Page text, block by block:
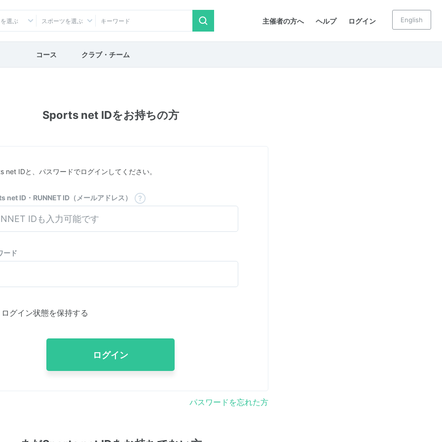
主催者の方へ ヘルプ ログイン
選ぶ スポーツを選ぶ English
コース クラブ・チーム
Sports net IDをお持ちの方
net IDと、パスワードでログインしてください。
net ID・RUNNET ID（メールアドレス）
ード
ログイン状態を保持する
ログイン
パスワードを忘れた方